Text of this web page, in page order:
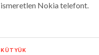
ismeretlen Nokia telefont.
KÜTYÜK